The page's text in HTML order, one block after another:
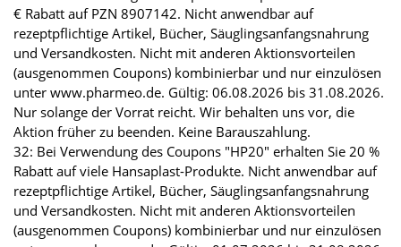
€ Rabatt auf PZN 8907142. Nicht anwendbar auf
rezeptpflichtige Artikel, Bücher, Säuglingsanfangsnahrung
und Versandkosten. Nicht mit anderen Aktionsvorteilen
(ausgenommen Coupons) kombinierbar und nur einzulösen
unter www.pharmeo.de. Gültig: 06.08.2026 bis 31.08.2026.
Nur solange der Vorrat reicht. Wir behalten uns vor, die
Aktion früher zu beenden. Keine Barauszahlung.
32: Bei Verwendung des Coupons "HP20" erhalten Sie 20 %
Rabatt auf viele Hansaplast-Produkte. Nicht anwendbar auf
rezeptpflichtige Artikel, Bücher, Säuglingsanfangsnahrung
und Versandkosten. Nicht mit anderen Aktionsvorteilen
(ausgenommen Coupons) kombinierbar und nur einzulösen